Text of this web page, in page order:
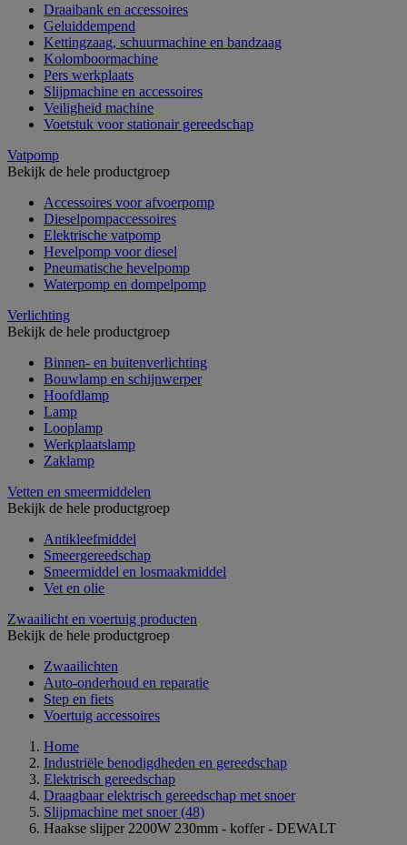
Draaibank en accessoires
Geluiddempend
Kettingzaag, schuurmachine en bandzaag
Kolomboormachine
Pers werkplaats
Slijpmachine en accessoires
Veiligheid machine
Voetstuk voor stationair gereedschap
Vatpomp
Bekijk de hele productgroep
Accessoires voor afvoerpomp
Dieselpompaccessoires
Elektrische vatpomp
Hevelpomp voor diesel
Pneumatische hevelpomp
Waterpomp en dompelpomp
Verlichting
Bekijk de hele productgroep
Binnen- en buitenverlichting
Bouwlamp en schijnwerper
Hoofdlamp
Lamp
Looplamp
Werkplaatslamp
Zaklamp
Vetten en smeermiddelen
Bekijk de hele productgroep
Antikleefmiddel
Smeergereedschap
Smeermiddel en losmaakmiddel
Vet en olie
Zwaailicht en voertuig producten
Bekijk de hele productgroep
Zwaailichten
Auto-onderhoud en reparatie
Step en fiets
Voertuig accessoires
Home
Industriële benodigdheden en gereedschap
Elektrisch gereedschap
Draagbaar elektrisch gereedschap met snoer
Slijpmachine met snoer (48)
Haakse slijper 2200W 230mm - koffer - DEWALT